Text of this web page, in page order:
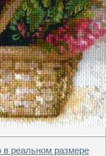
реальном размере